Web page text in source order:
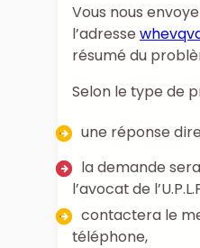
Vous nous
l’adresse
résumé du
Selon le type de
une réponse
la demande
l’avocat de
contactera le
téléphone,